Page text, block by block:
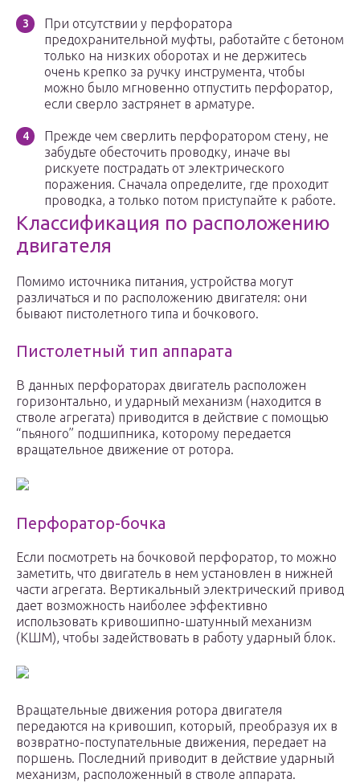
При отсутствии у перфоратора
предохранительной муфты, работайте с бетоном
только на низких оборотах и не держитесь
очень крепко за ручку инструмента, чтобы
можно было мгновенно отпустить перфоратор,
если сверло застрянет в арматуре.
Прежде чем сверлить перфоратором стену, не
забудьте обесточить проводку, иначе вы
рискуете пострадать от электрического
поражения. Сначала определите, где проходит
проводка, а только потом приступайте к работе.
Классификация по расположению
двигателя
Помимо источника питания, устройства могут
различаться и по расположению двигателя: они
бывают пистолетного типа и бочкового.
Пистолетный тип аппарата
В данных перфораторах двигатель расположен
горизонтально, и ударный механизм (находится в
стволе агрегата) приводится в действие с помощью
“пьяного” подшипника, которому передается
вращательное движение от ротора.
Перфоратор-бочка
Если посмотреть на бочковой перфоратор, то можно
заметить, что двигатель в нем установлен в нижней
части агрегата. Вертикальный электрический привод
дает возможность наиболее эффективно
использовать кривошипно-шатунный механизм
(КШМ), чтобы задействовать в работу ударный блок.
Вращательные движения ротора двигателя
передаются на кривошип, который, преобразуя их в
возвратно-поступательные движения, передает на
поршень. Последний приводит в действие ударный
механизм, расположенный в стволе аппарата.